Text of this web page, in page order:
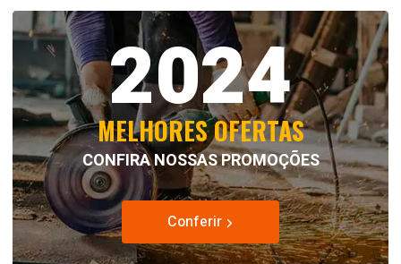
original
era:
R$ 21,50.
atual
é:
R$ 18,99.
original
era:
R$ 9,90.
atual
é:
R$ 8,50.
2024
MELHORES OFERTAS
CONFIRA NOSSAS PROMOÇÕES
Conferir